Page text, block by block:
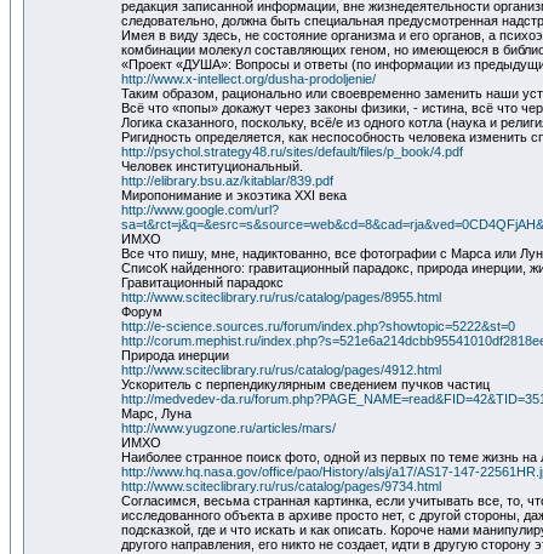
редакция записанной информации, вне жизнедеятельности
следовательно, должна быть специальная предусмотренная
Имея в виду здесь, не состояние организма и его органов, а
комбинации молекул составляющих геном, но имеющеюся в
«Проект «ДУША»: Вопросы и ответы (по информации из
http://www.x-intellect.org/dusha-prodoljenie/
Таким образом, рационально или своевременно заменить наши
Всё что «попы» докажут через законы физики, - истина, всё что
Логика сказанного, поскольку, всё/е из одного котла (наука и
Ригидность определяется, как неспособность человека
http://psychol.strategy48.ru/sites/default/files/p_book/4.pdf
Человек институциональный.
http://elibrary.bsu.az/kitablar/839.pdf
Миропонимание и экоэтика XXI века
http://www.google.com/url?
ИМХО
Все что пишу, мне, надиктованно, все фотографии с Марса или
СписоК найденного: гравитационный парадокс, природа инерции,
Гравитационный парадокс
http://www.sciteclibrary.ru/rus/catalog/pages/8955.html
Форум
http://e-science.sources.ru/forum/index.php?showtopic=5222&st=0
http://corum.mephist.ru/
Природа инерции
http://www.sciteclibrary.ru/rus/catalog/pages/4912.html
Ускоритель с перпендикулярным сведением пучков частиц
http://medvedev-da.ru/
Марс, Луна
http://www.yugzone.ru/articles/mars/
ИМХО
Наиболее странное поиск фото, одной из первых по теме жизнь
http://www.hq.nasa.gov/office/pao/History/alsj/a17/AS17-147-
http://www.sciteclibrary.ru/rus/catalog/pages/9734.html
Согласимся, весьма странная картинка, если учитывать все, то,
исследованного объекта в архиве просто нет, с другой стороны,
подсказкой, где и что искать и как описать. Короче нами
другого направления, его никто не создает, идти в другую сторону